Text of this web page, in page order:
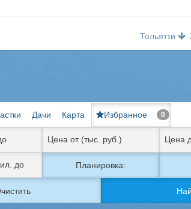
Тольятти
Дачи Карта Избранное 0
Планировка: